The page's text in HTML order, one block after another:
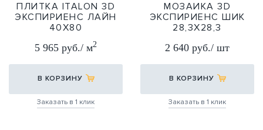
ПЛИТКА ITALON 3D
ЭКСПИРИЕНС ЛАЙН
40Х80
5 965 руб./ м2
В КОРЗИНУ
Заказать в 1 клик
МОЗАИКА 3D
ЭКСПИРИЕНС ШИК
28,3Х28,3
2 640 руб./ шт
В КОРЗИНУ
Заказать в 1 клик